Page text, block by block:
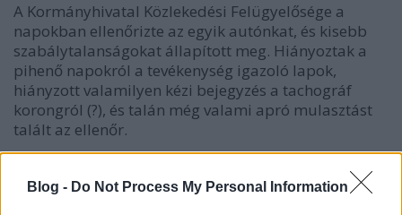
Blog - Do Not Process My Personal Information
A Kormányhivatal Közlekedési Felügyelősége a
napokban ellenőrizte az egyik autónkat, és kisebb
szabálytalanságokat állapított meg. Hiányoztak a
pihenő napokról a tevékenység igazoló lapok,
hiányzott valamilyen kézi bejegyzés a tachográf
korongról (?), és talán még valami apró mulasztást
talált az ellenőr.
Tulajdonképpen nem követtünk el semmi komoly
szabálytalanságot, nem volt túlsúly az autón, a